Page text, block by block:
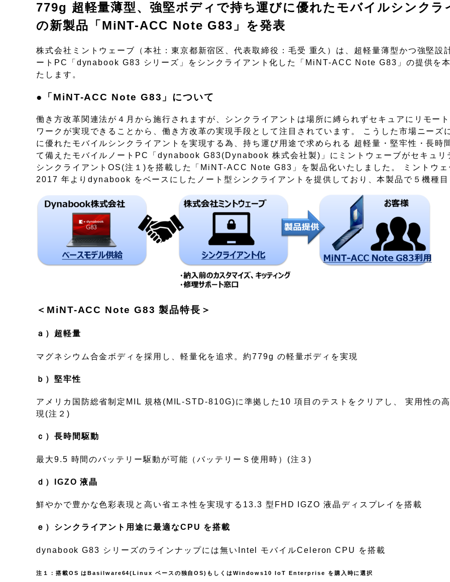
779g 超軽量薄型、強堅ボディで持ち運びに優れたモバイルシンクラ
の新製品「MiNT-ACC Note G83」を発表
株式会社ミントウェーブ（本社：東京都新宿区、代表取締役：毛受 重久）は、超軽量薄型かつ強堅設
ートPC「dynabook G83 シリーズ」をシンクライアント化した「MiNT-ACC Note G83」の提供を
たします。
●「MiNT-ACC Note G83」について
働き方改革関連法が４月から施行されますが、シンクライアントは場所に縛られずセキュアにリモー
ワークが実現できることから、働き方改革の実現手段として注目されています。 こうした市場ニーズ
に優れたモバイルシンクライアントを実現する為、持ち運び用途で求められる 超軽量・堅牢性・長時
て備えたモバイルノートPC「dynabook G83(Dynabook 株式会社製)」にミントウェーブがセキュリ
シンクライアントOS(注１)を搭載した「MiNT-ACC Note G83」を製品化いたしました。 ミントウェ
2017 年よりdynabook をベースにしたノート型シンクライアントを提供しており、本製品で５機種
＜MiNT-ACC Note G83 製品特長＞
ａ）超軽量
マグネシウム合金ボディを採用し、軽量化を追求。約779g の軽量ボディを実現
ｂ）堅牢性
アメリカ国防総省制定MIL 規格(MIL-STD-810G)に準拠した10 項目のテストをクリアし、 実用性の
現(注２)
ｃ）長時間駆動
最大9.5 時間のバッテリー駆動が可能（バッテリーＳ使用時）(注３)
ｄ）IGZO 液晶
鮮やかで豊かな色彩表現と高い省エネ性を実現する13.3 型FHD IGZO 液晶ディスプレイを搭載
ｅ）シンクライアント用途に最適なCPU を搭載
dynabook G83 シリーズのラインナップには無いIntel モバイルCeleron CPU を搭載
注１：搭載OS はBasilware64(Linux ベースの独自OS)もしくはWindows10 IoT Enterprise を購入時に選択